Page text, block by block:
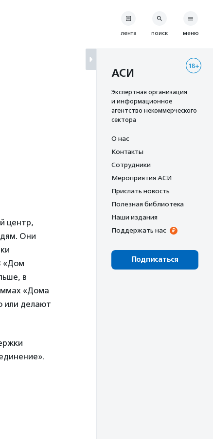
центр,
Они
«Дом
в
«Дома
или делают
лента поиск меню
18+
АСИ
Экспертная организация
и информационное
агентство некоммерческого
сектора
О нас
Контакты
Сотрудники
Мероприятия АСИ
Прислать новость
Полезная библиотека
Наши издания
Поддержать нас
Подписаться